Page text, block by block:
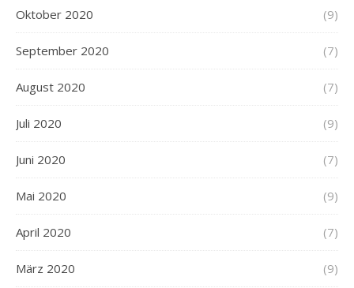
Oktober 2020 (9)
September 2020 (7)
August 2020 (7)
Juli 2020 (9)
Juni 2020 (7)
Mai 2020 (9)
April 2020 (7)
März 2020 (9)